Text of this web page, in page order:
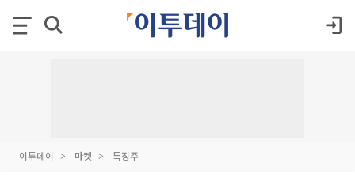
이투데이 마켓 특징주